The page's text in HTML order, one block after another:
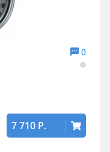
0
7 710 Р.